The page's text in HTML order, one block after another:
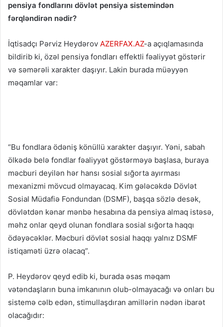
pensiya fondlarını dövlət pensiya sistemindən
fərqləndirən nədir?
İqtisadçı Pərviz Heydərov AZERFAX.AZ-a açıqlamasında
bildirib ki, özəl pensiya fondları effektli fəaliyyət göstərir
və səmərəli xarakter daşıyır. Lakin burada müəyyən
məqamlar var:
“Bu fondlara ödəniş könüllü xarakter daşıyır. Yəni, sabah
ölkədə belə fondlar fəaliyyət göstərməyə başlasa, buraya
məcburi deyilən hər hansı sosial sığorta ayırması
mexanizmi mövcud olmayacaq. Kim gələcəkdə Dövlət
Sosial Müdafiə Fondundan (DSMF), başqa sözlə desək,
dövlətdən kənar mənbə hesabına da pensiya almaq istəsə,
məhz onlar qeyd olunan fondlara sosial sığorta haqqı
ödəyəcəklər. Məcburi dövlət sosial haqqı yalnız DSMF
istiqaməti üzrə olacaq”.
P. Heydərov qeyd edib ki, burada əsas məqam
vətəndaşların buna imkanının olub-olmayacağı və onları bu
sistemə cəlb edən, stimullaşdıran amillərin nədən ibarət
olacağıdır: